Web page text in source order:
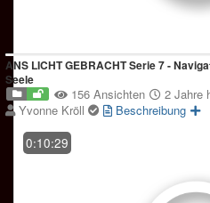
ANS LICHT GEBRACHT Serie 7 -
Seele
156 Ansichten
2 Jahre
Yvonne Kröll
Beschreibung
0:10:29